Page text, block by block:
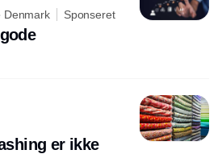
Denmark Sponseret
er ikke